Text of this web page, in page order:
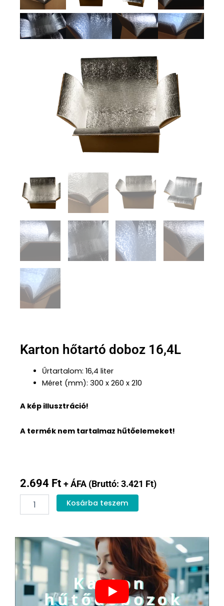
Karton hőtartó doboz 16,4L
Űrtartalom: 16,4 liter
Méret (mm): 300 x 260 x 210
A kép illusztráció!
A termék nem tartalmaz hűtőelemeket!
2.694 Ft + ÁFA (Bruttó: 3.421 Ft)
Karton
hőtartó
mennyiség
Kosárba teszem